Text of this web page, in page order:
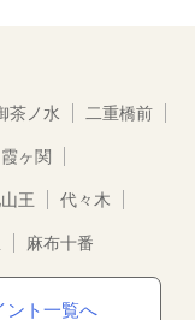
茶ノ水 二重橋前
霞ヶ関
王 代々木
麻布十番
ント一覧へ